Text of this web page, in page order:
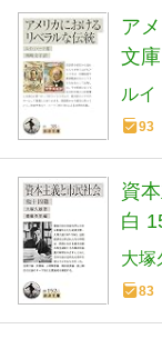
ア
文
ルイ
93
資
白
大塚
83